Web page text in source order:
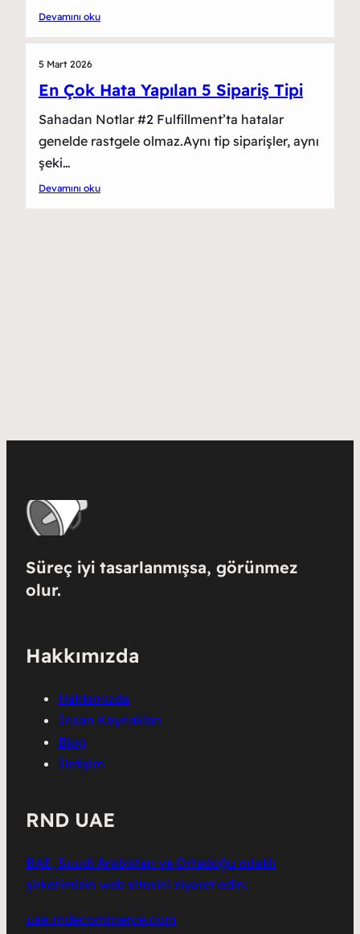
Devamını oku
5 Mart 2026
En Çok Hata Yapılan 5 Sipariş Tipi
Sahadan Notlar #2 Fulfillment’ta hatalar
genelde rastgele olmaz.Aynı tip siparişler, aynı
şeki…
Devamını oku
Süreç iyi tasarlanmışsa, görünmez
olur.
Hakkımızda
Hakkımızda
İnsan Kaynakları
Blog
İletişim
RND UAE
BAE, Suudi Arabistan ve Ortadoğu odaklı
şirketimizin web sitesini ziyaret edin:
uae.rndecommerce.com